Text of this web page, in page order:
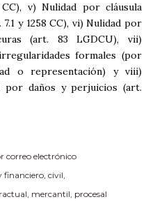
v) Nulidad por cláusula
y 1258 CC), vi) Nulidad por
(art. 83 LGDCU), vii)
formales (por
o representación) y viii)
por daños y perjuicios (art.
correo electrónico
financiero civil
mercantil procesal